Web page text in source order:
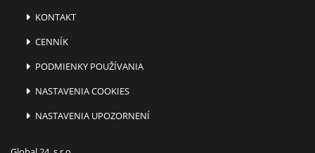
KONTAKT
CENNÍK
PODMIENKY POUŽÍVANIA
NASTAVENIA COOKIES
NASTAVENIA UPOZORNENÍ